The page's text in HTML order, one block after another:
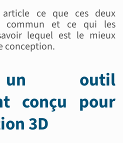
article ce que ces deux
commun et ce qui les
lequel est le mieux
conception.
outil
conçu pour
3D